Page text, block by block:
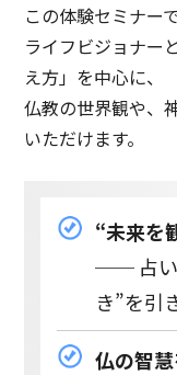
この体験セミナー
ライフビジョナー
え方」を中心に、
仏教の世界観や、
いただけます。
“未来を
── 占い
き”を引
仏の智